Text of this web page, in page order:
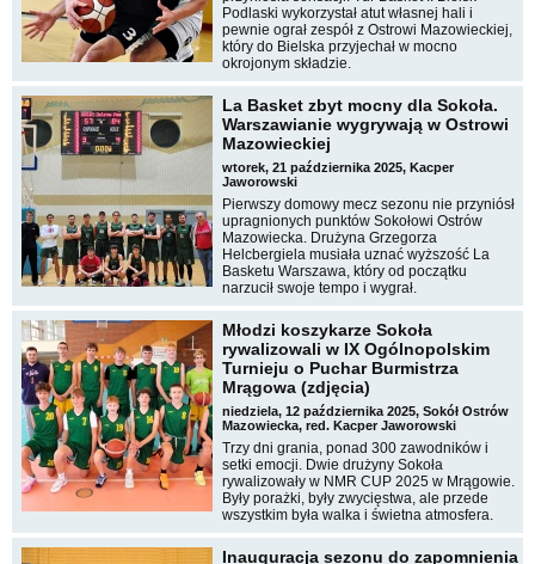
Podlaski wykorzystał atut własnej hali i
pewnie ograł zespół z Ostrowi Mazowieckiej,
który do Bielska przyjechał w mocno
okrojonym składzie.
La Basket zbyt mocny dla Sokoła.
Warszawianie wygrywają w Ostrowi
Mazowieckiej
wtorek, 21 października 2025, Kacper
Jaworowski
Pierwszy domowy mecz sezonu nie przyniósł
upragnionych punktów Sokołowi Ostrów
Mazowiecka. Drużyna Grzegorza
Helcbergiela musiała uznać wyższość La
Basketu Warszawa, który od początku
narzucił swoje tempo i wygrał.
Młodzi koszykarze Sokoła
rywalizowali w IX Ogólnopolskim
Turnieju o Puchar Burmistrza
Mrągowa (zdjęcia)
niedziela, 12 października 2025, Sokół Ostrów
Mazowiecka, red. Kacper Jaworowski
Trzy dni grania, ponad 300 zawodników i
setki emocji. Dwie drużyny Sokoła
rywalizowały w NMR CUP 2025 w Mrągowie.
Były porażki, były zwycięstwa, ale przede
wszystkim była walka i świetna atmosfera.
Inauguracja sezonu do zapomnienia